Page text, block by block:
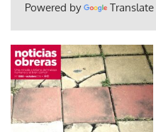
Powered by Translate